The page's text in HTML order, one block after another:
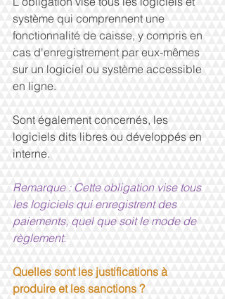
système qui comprennent une
fonctionnalité de caisse, y compris en
cas d'enregistrement par eux-mêmes
sur un logiciel ou système accessible
en ligne.
Sont également concernés, les
logiciels dits libres ou développés en
interne.
Remarque : Cette obligation vise tous
les logiciels qui enregistrent des
paiements, quel que soit le mode de
règlement.
Quelles sont les justifications à
produire et les sanctions ?